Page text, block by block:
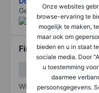
Onze websites
browse-ervaring te
mogelijk te maken,
maar ook om
bieden en u in staat
sociale media. Door
u toestemming
daarmee
persoonsgegevens.
Gegevens geleverd
Financiële gegevens
Winst/verlies